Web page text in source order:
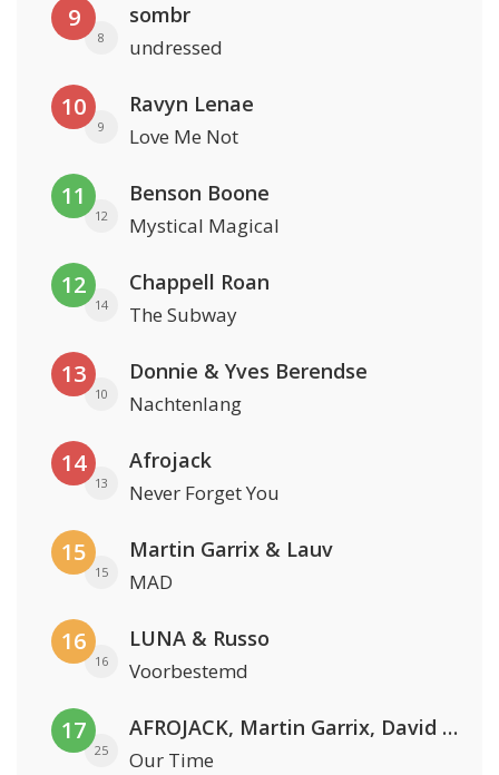
9
8
sombr
undressed
10
9
Ravyn Lenae
Love Me Not
11
12
Benson Boone
Mystical Magical
12
14
Chappell Roan
The Subway
13
10
Donnie & Yves Berendse
Nachtenlang
14
13
Afrojack
Never Forget You
15
15
Martin Garrix & Lauv
MAD
16
16
LUNA & Russo
Voorbestemd
17
25
AFROJACK, Martin Garrix, David Guetta & Amél
Our Time